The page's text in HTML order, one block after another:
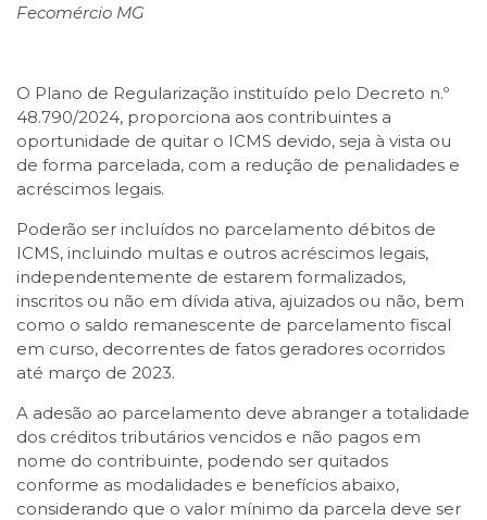
Fecomércio MG
O Plano de Regularização instituído pelo Decreto n.º
48.790/2024, proporciona aos contribuintes a
oportunidade de quitar o ICMS devido, seja à vista ou
de forma parcelada, com a redução de penalidades e
acréscimos legais.
Poderão ser incluídos no parcelamento débitos de
ICMS, incluindo multas e outros acréscimos legais,
independentemente de estarem formalizados,
inscritos ou não em dívida ativa, ajuizados ou não, bem
como o saldo remanescente de parcelamento fiscal
em curso, decorrentes de fatos geradores ocorridos
até março de 2023.
A adesão ao parcelamento deve abranger a totalidade
dos créditos tributários vencidos e não pagos em
nome do contribuinte, podendo ser quitados
conforme as modalidades e benefícios abaixo,
considerando que o valor mínimo da parcela deve ser